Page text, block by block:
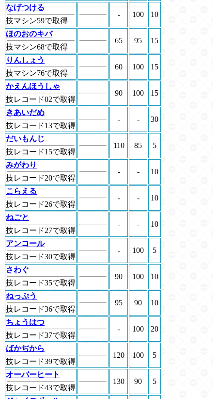
なげつける
技マシン59で取得
- 100 10
ほのおのキバ
技マシン68で取得
65 95 15
りんしょう
技マシン76で取得
60 100 15
かえんほうしゃ
技レコード02で取得
90 100 15
きあいだめ
技レコード13で取得
- - 30
だいもんじ
技レコード15で取得
110 85 5
みがわり
技レコード20で取得
- - 10
こらえる
技レコード26で取得
- - 10
ねごと
技レコード27で取得
- - 10
アンコール
技レコード30で取得
- 100 5
さわぐ
技レコード35で取得
90 100 10
ねっぷう
技レコード36で取得
95 90 10
ちょうはつ
技レコード37で取得
- 100 20
ばかぢから
技レコード39で取得
120 100 5
オーバーヒート
技レコード43で取得
130 90 5